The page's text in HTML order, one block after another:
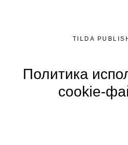
TILDA
Политика
cookie-